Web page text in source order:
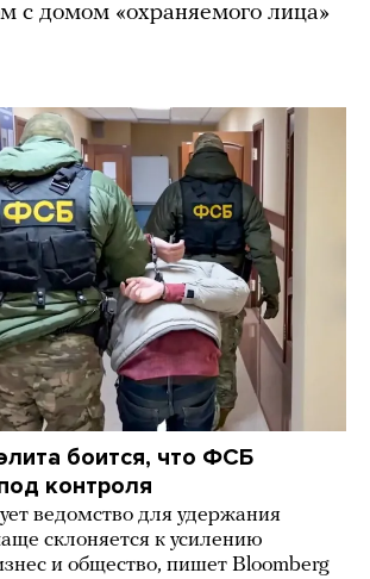
с домом «охраняемого лица»
боится, что ФСБ
контроля
ведомство для удержания
склоняется к усилению
и общество, пишет Bloomberg